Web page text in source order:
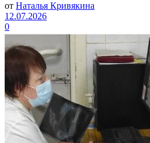
от Наталья Кривякина
12.07.2026
0